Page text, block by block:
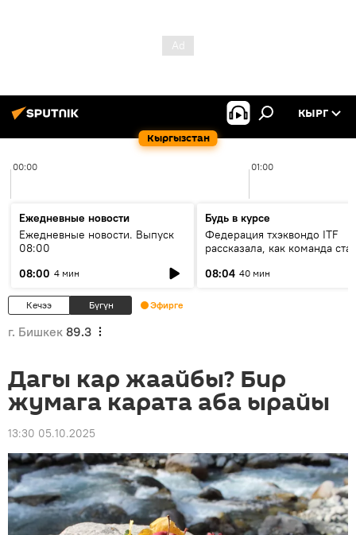
Кыргызстан
КЫРГ
00:00 01:00
Ежедневные новости
Ежедневные новости. Выпуск
08:00
08:00 4 мин
Будь в курсе
Федерация тхэквондо ITF
рассказала, как команда
08:04 40 мин
Кечээ Бүгүн Эфирге
г. Бишкек 89.3
Дагы кар жаайбы? Бир
жумага карата аба ырайы
13:30 05.10.2025